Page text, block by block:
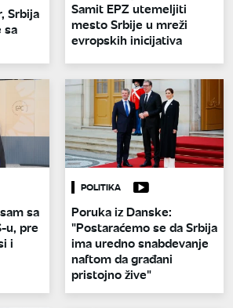
Srbija
sa
Samit EPZ utemeljiti
mesto Srbije u mreži
evropskih inicijativa
sa
u, pre
i
POLITIKA
Poruka iz Danske:
"Postaraćemo se da Srbija
ima uredno snabdevanje
naftom da građani
pristojno žive"